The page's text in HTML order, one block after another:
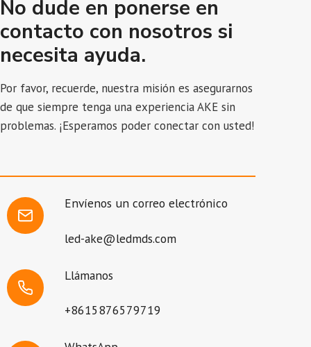
No dude en ponerse en
contacto con nosotros si
necesita ayuda.
Por favor, recuerde, nuestra misión es asegurarnos
de que siempre tenga una experiencia AKE sin
problemas. ¡Esperamos poder conectar con usted!
Envíenos un correo electrónico
led-ake@ledmds.com
Llámanos
+8615876579719